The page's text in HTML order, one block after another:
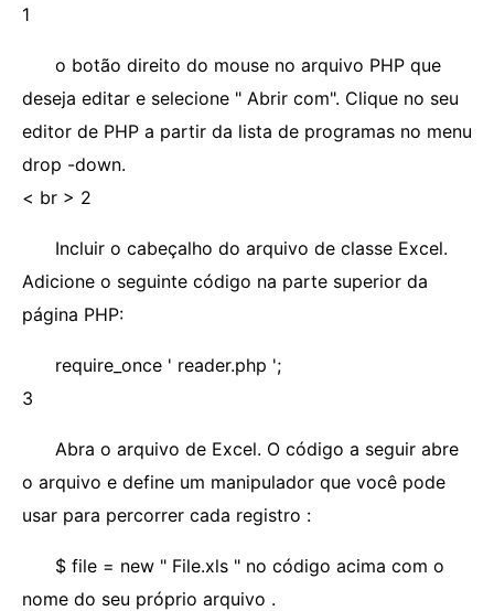
1
o botão direito do mouse no arquivo PHP que
deseja editar e selecione " Abrir com". Clique no seu
editor de PHP a partir da lista de programas no menu
drop -down.
< br > 2
Incluir o cabeçalho do arquivo de classe Excel.
Adicione o seguinte código na parte superior da
página PHP:
require_once ' reader.php ';
3
Abra o arquivo de Excel. O código a seguir abre
o arquivo e define um manipulador que você pode
usar para percorrer cada registro :
$ file = new " File.xls " no código acima com o
nome do seu próprio arquivo .